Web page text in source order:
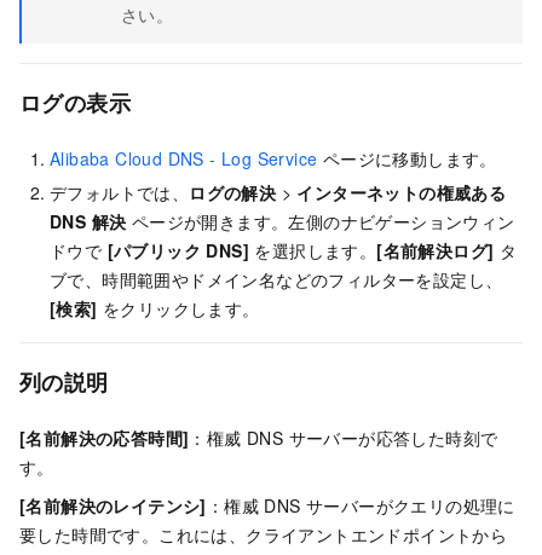
さい。
ログの表示
Alibaba Cloud DNS - Log Service ページに移動します。
デフォルトでは、 ログの解決 > インターネットの権威ある
DNS 解決 ページが開きます。左側のナビゲーションウィン
ドウで [パブリック DNS] を選択します。 [名前解決ログ] タ
ブで、時間範囲やドメイン名などのフィルターを設定し、
[検索] をクリックします。
列の説明
[名前解決の応答時間] ：権威 DNS サーバーが応答した時刻で
す。
[名前解決のレイテンシ] ：権威 DNS サーバーがクエリの処理に
要した時間です。これには、クライアントエンドポイントから